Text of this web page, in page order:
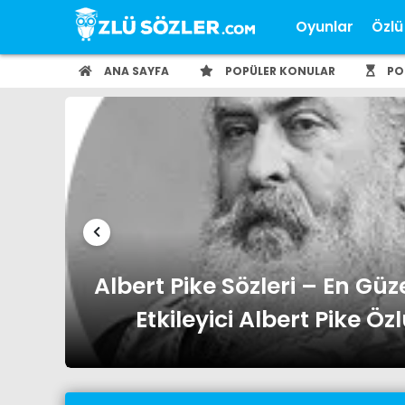
Oyunlar
ANA SAYFA POPÜLER KONULAR
Albert Einstein Sözleri – En
ve Etkileyici Albert Einstein